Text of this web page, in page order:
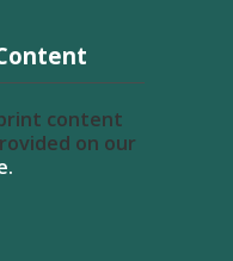
content
on our